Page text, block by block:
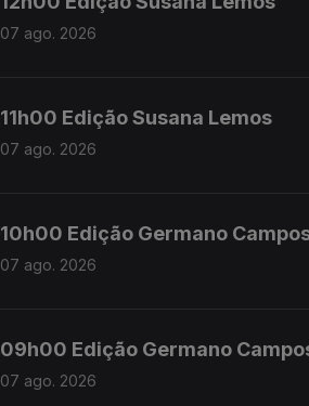
07 ago. 2026
11h00 Edição Susana Lemos
07 ago. 2026
10h00 Edição Germano
07 ago. 2026
09h00 Edição Germano
07 ago. 2026